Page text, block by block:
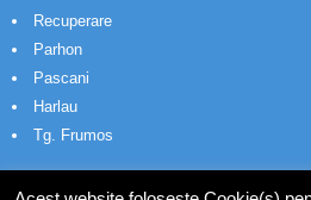
Recuperare
Parhon
Pascani
Harlau
Tg. Frumos